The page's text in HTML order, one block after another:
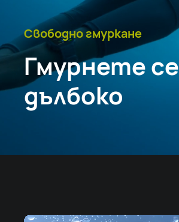
Свободно гмуркане
Гмурнете се
дълбоко